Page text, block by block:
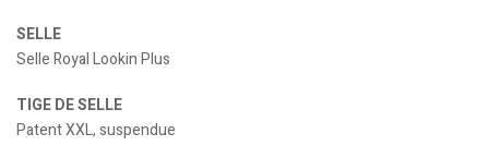
SELLE
Selle Royal Lookin Plus
TIGE DE SELLE
Patent XXL, suspendue